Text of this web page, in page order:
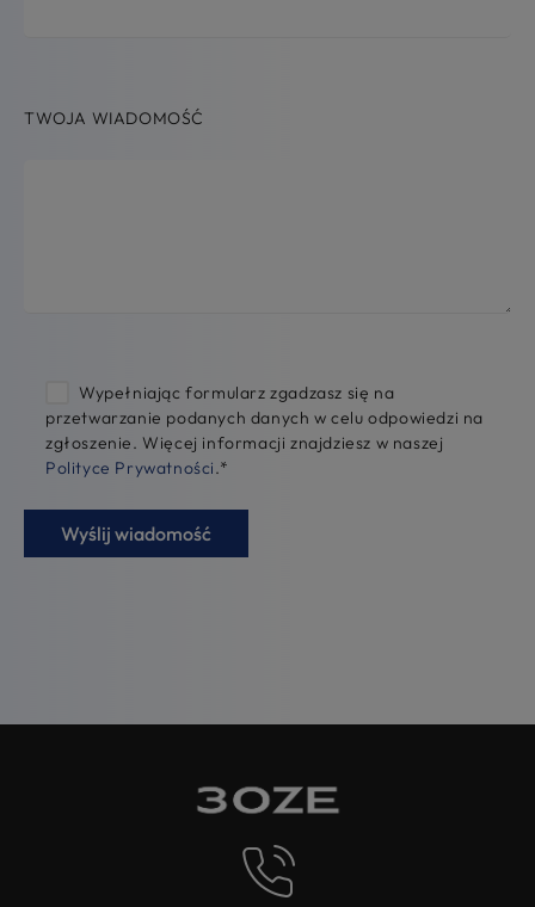
TWOJA WIADOMOŚĆ
Wypełniając formularz zgadzasz się na
przetwarzanie podanych danych w celu odpowiedzi na
zgłoszenie. Więcej informacji znajdziesz w naszej
Polityce Prywatności.*